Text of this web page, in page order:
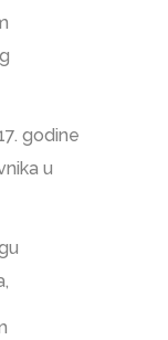
godine
u